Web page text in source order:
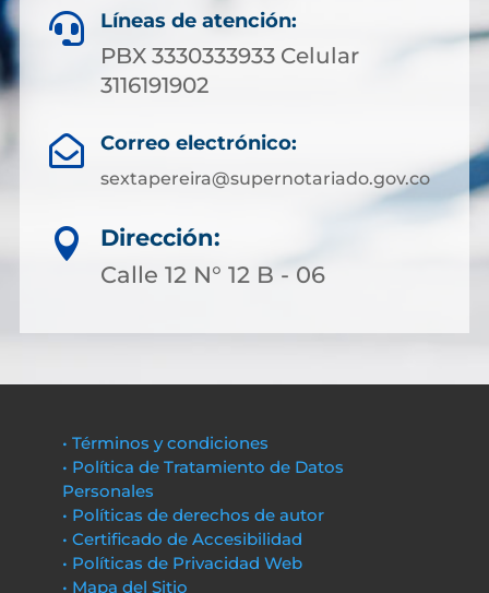
 Líneas de atención:
PBX 3330333933 Celular
3116191902
 Correo electrónico:
sextapereira@supernotariado.gov.co

Dirección:
Calle 12 N° 12 B - 06
• Términos y condiciones
• Política de Tratamiento de Datos
Personales
• Políticas de derechos de autor
• Certificado de Accesibilidad
• Políticas de Privacidad Web
• Mapa del Sitio